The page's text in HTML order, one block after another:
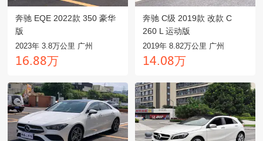
奔驰 EQE 2022款 350 豪华
版
2023年 3.8万公里 广州
龒餼.驋驋万
奔驰 C级 2019款 改款 C
260 L 运动版
2019年 8.82万公里 广州
龒鸺.龤驋万